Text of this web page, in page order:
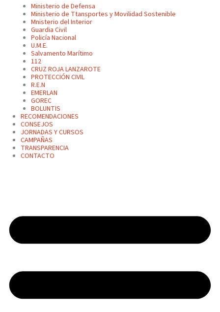
Ministerio de Defensa
Ministerio de Ttansportes y Movilidad Sostenible
Mnisterio del Interior
Guardia Civil
Policía Nacional
U.M.E.
Salvamento Marítimo
112
CRUZ ROJA LANZAROTE
PROTECCIÓN CIVIL
R.E.N
EMERLAN
GOREC
BOLUNTIS
RECOMENDACIONES
CONSEJOS
JORNADAS Y CURSOS
CAMPAÑAS
TRANSPARENCIA
CONTACTO